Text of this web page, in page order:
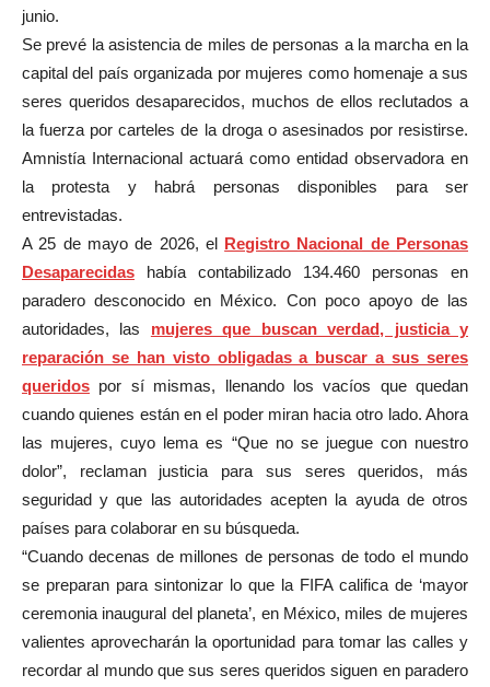
junio.
Se prevé la asistencia de miles de personas a la marcha en la
capital del país organizada por mujeres como homenaje a sus
seres queridos desaparecidos, muchos de ellos reclutados a
la fuerza por carteles de la droga o asesinados por resistirse.
Amnistía Internacional actuará como entidad observadora en
la protesta y habrá personas disponibles para ser
entrevistadas.
A 25 de mayo de 2026, el Registro Nacional de Personas
Desaparecidas había contabilizado 134.460 personas en
paradero desconocido en México. Con poco apoyo de las
autoridades, las mujeres que buscan verdad, justicia y
reparación se han visto obligadas a buscar a sus seres
queridos por sí mismas, llenando los vacíos que quedan
cuando quienes están en el poder miran hacia otro lado. Ahora
las mujeres, cuyo lema es “Que no se juegue con nuestro
dolor”, reclaman justicia para sus seres queridos, más
seguridad y que las autoridades acepten la ayuda de otros
países para colaborar en su búsqueda.
“Cuando decenas de millones de personas de todo el mundo
se preparan para sintonizar lo que la FIFA califica de ‘mayor
ceremonia inaugural del planeta’, en México, miles de mujeres
valientes aprovecharán la oportunidad para tomar las calles y
recordar al mundo que sus seres queridos siguen en paradero